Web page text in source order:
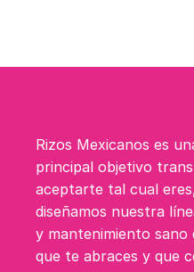
Rizos Mexicanos es
principal objetivo
aceptarte tal cual
diseñamos nuestra
y mantenimiento sano
que te abraces y que